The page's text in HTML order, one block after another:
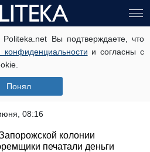
Вы подтверждаете, что
конфиденциальности и согласны с
Понял
область
в огне: поджигатели
уничтожить заповедник
08:16
колонии
печатали деньги